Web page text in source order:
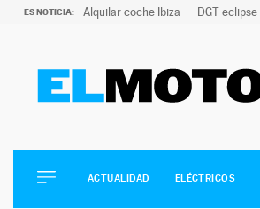
ES NOTICIA: Alquilar coche Ibiza DGT eclipse
ELÉCTRICOS
CONDUCIR
ACTUALIDAD ELÉCTRICOS